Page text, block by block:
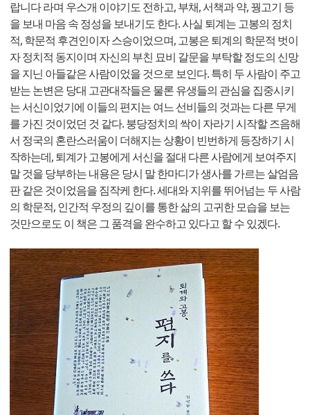
랍니다 라며 우스개 이야기도 전하고, 부채, 서책과 약, 꿩고기 등
을 보내 마음 속 정성을 보내기도 한다. 사실 퇴계는 고봉의 정치
적, 학문적 후견인이자 스승이었으며, 고봉은 퇴계의 학문적 벗이
자 정치적 동지이며 자신의 부친 묘비 갈문을 부탁할 정도의 신망
을 지닌 아들같은 사람이었을 것으로 보인다. 특히 두 사람이 주고
받는 논변은 당대 고관대작들은 물론 유생들의 관심을 집중시키
는 서신이었기에 이들의 편지는 여느 선비들의 것과는 다른 무게
를 가진 것이었던 것 같다. 붕당정치의 싹이 자라기 시작할 즈음해
서 정국의 혼란스러움이 더해지는 상황이 빈번하게 등장하기 시
작하는데, 퇴계가 고봉에게 서신을 절대 다른 사람에게 보여주지
말 것을 당부하는 내용은 당시 말 한마디가 생사를 가르는 살엄음
판 같은 것이었음을 짐작케 한다. 세대와 지위를 뛰어넘는 두 사람
의 학문적, 인간적 우정의 깊이를 통한 삶의 고귀한 모습을 보는
것만으로도 이 책은 그 품격을 완수하고 있다고 할 수 있겠다.